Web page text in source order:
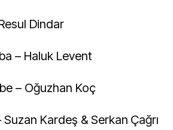
Dindar
– Haluk Levent
– Oğuzhan Koç
Kardeş & Serkan Çağrı